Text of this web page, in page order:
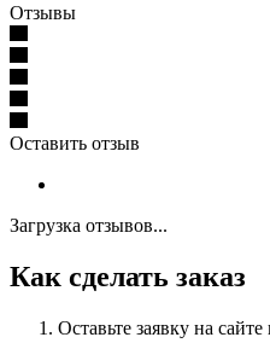
Отзывы
Оставить отзыв
Загрузка отзывов...
Как сделать заказ
Оставьте заявку на